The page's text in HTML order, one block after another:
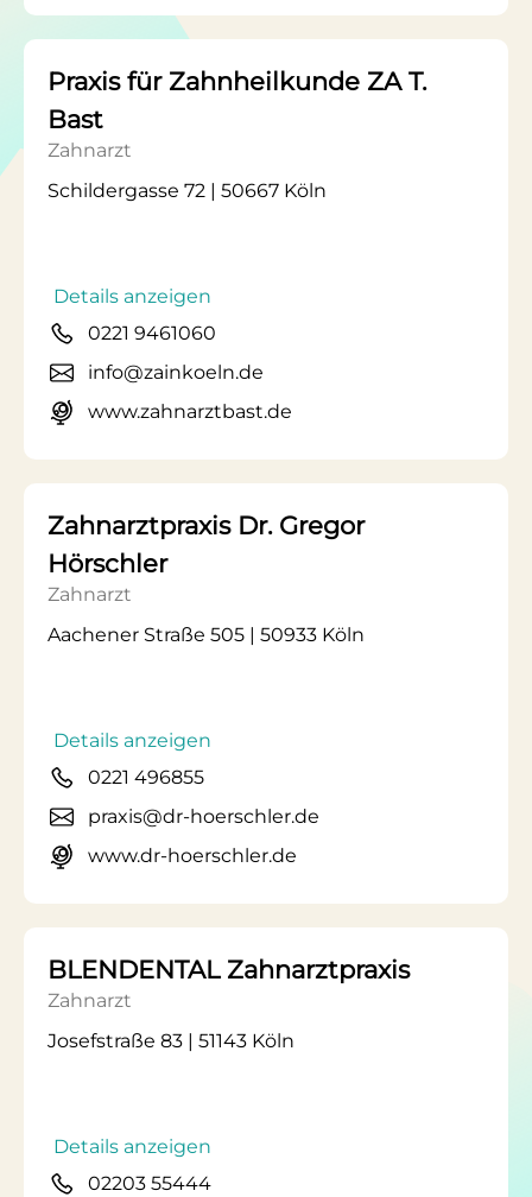
Praxis für Zahnheilkunde ZA T.
Bast
Zahnarzt
Schildergasse 72 | 50667 Köln
Details anzeigen
0221 9461060
info@zainkoeln.de
www.zahnarztbast.de
Zahnarztpraxis Dr. Gregor
Hörschler
Zahnarzt
Aachener Straße 505 | 50933 Köln
Details anzeigen
0221 496855
praxis@dr-hoerschler.de
www.dr-hoerschler.de
BLENDENTAL Zahnarztpraxis
Zahnarzt
Josefstraße 83 | 51143 Köln
Details anzeigen
02203 55444